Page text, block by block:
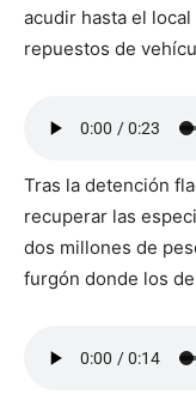
acudir hasta el
repuestos de
Tras la detención
recuperar las
dos millones de
furgón donde los